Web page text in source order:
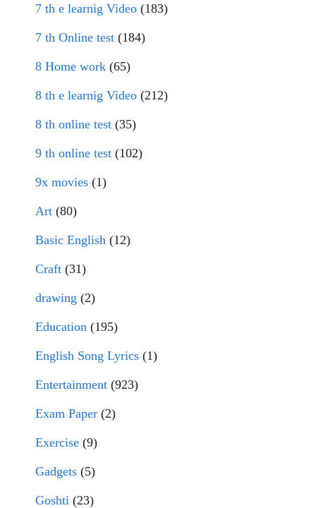
7 th e learnig Video (183)
7 th Online test (184)
8 Home work (65)
8 th e learnig Video (212)
8 th online test (35)
9 th online test (102)
9x movies (1)
Art (80)
Basic English (12)
Craft (31)
drawing (2)
Education (195)
English Song Lyrics (1)
Entertainment (923)
Exam Paper (2)
Exercise (9)
Gadgets (5)
Goshti (23)